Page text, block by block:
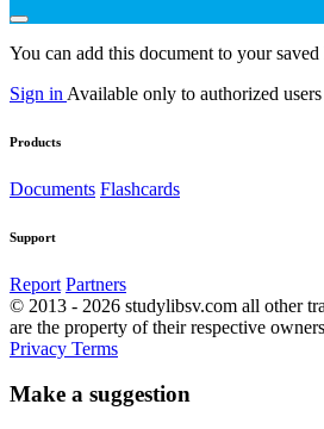
You can add this document to your saved
Sign in Available only to authorized users
Products
Documents Flashcards
Support
Report Partners
© 2013 - 2026 studylibsv.com all other
are the property of their respective owners
Privacy Terms
Make a suggestion